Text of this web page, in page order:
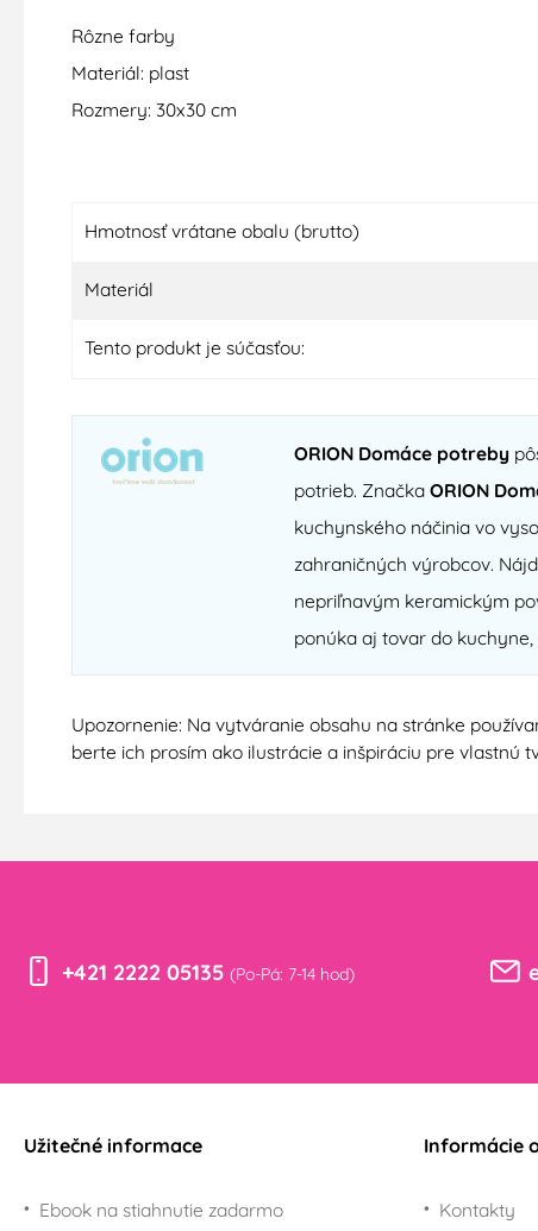
Rôzne farby
Materiál: plast
Rozmery: 30x30 cm
Hmotnosť vrátane obalu (brutto)
Materiál
Tento produkt je súčasťou:
ORION Domáce potreby
potrieb. Značka ORION
kuchynského náčinia vo
zahraničných výrobcov.
nepriľnavým keramickým
ponúka aj tovar do
Upozornenie: Na vytváranie obsahu na stránke
berte ich prosím ako ilustrácie a inšpiráciu pre vlastnú
+421 2222 05135 (Po-Pá: 7-14 hod)
Užitečné informace
Ebook na stiahnutie zadarmo
Informácie
Kontakty